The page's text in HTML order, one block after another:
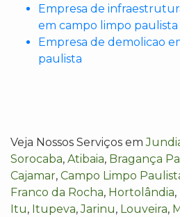
Empresa de
em campo limpo paulista
Empresa de demolicao
paulista
Veja Nossos Serviços em
Sorocaba, Atibaia, Bragança
Cajamar, Campo Limpo
Franco da Rocha, Hortolândia,
Itu, Itupeva,Jarinu, Louveira,